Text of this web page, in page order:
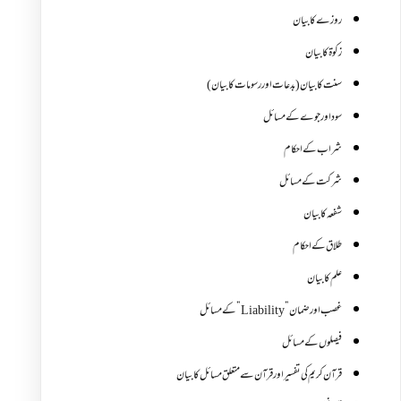
روزے کا بیان
زکوة کابیان
سنت کا بیان (بدعات اور رسومات کا بیان)
سود اور جوے کے مسائل
شراب کے احکام
شرکت کے مسائل
شفعہ کا بیان
طلاق کے احکام
علم کا بیان
غصب اورضمان”Liability” کے مسائل
فیصلوں کے مسائل
قرآن کریم کی تفسیر اور قرآن سے متعلق مسائل کا بیان